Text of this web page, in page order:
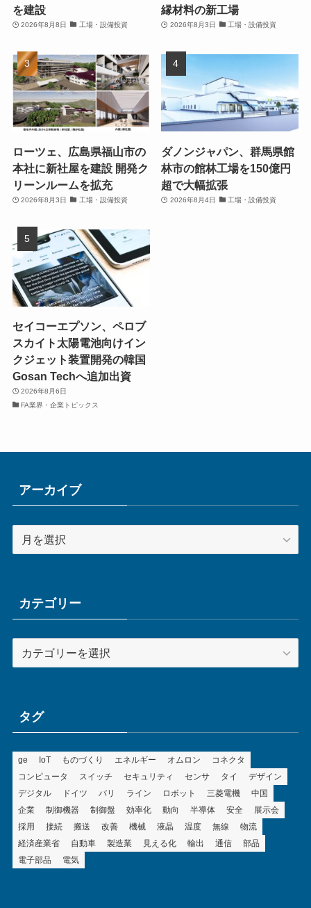
を建設
2026年8月8日 工場・設備投資
縁材料の新工場
2026年8月3日 工場・設備投資
ローツェ、広島県福山市の
本社に新社屋を建設 開発ク
リーンルームを拡充
2026年8月3日 工場・設備投資
ダノンジャパン、群馬県館
林市の館林工場を150億円
超で大幅拡張
2026年8月4日 工場・設備投資
セイコーエプソン、ペロブ
スカイト太陽電池向けイン
クジェット装置開発の韓国
Gosan Techへ追加出資
2026年8月6日
FA業界・企業トピックス
アーカイブ
ー
ブカテゴリー
テ
ータグ
ge IoT ものづくり エネルギー オムロン
コネクタ
コンピュータ
スイッチ セキュリティ センサ タイ
デザイン
デジタル
ドイツ バリ ライン ロボット 三菱電機
中国
企業
制御機器 制御盤 効率化 動向 半導体 安全
展示会
採用
接続 搬送 改善 機械 液晶 温度 無線
物流
経済産業省
自動車 製造業 見える化 輸出 通信
部品
電子部品
電気